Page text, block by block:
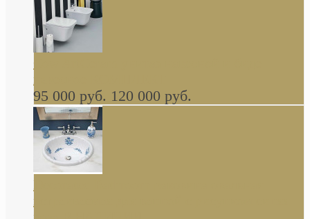
навесное КОМПЛЕКТ
95 000 руб. 120 000 руб.
Decorated Bathroom раковина овальная
встраиваемая для ванной с рисунком синяя